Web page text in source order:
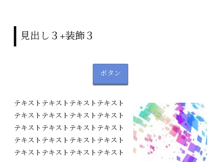
見出し３+装飾３
ボタン
テキストテキストテキストテキスト
テキストテキストテキストテキスト
テキストテキストテキストテキスト
テキストテキストテキストテキスト
テキストテキストテキストテキスト